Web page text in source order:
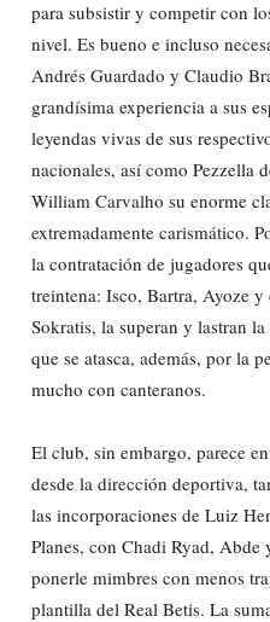
para subsistir y competir con
nivel. Es bueno e incluso
Andrés Guardado y Claudio
grandísima experiencia a sus
leyendas vivas de sus
nacionales, así como Pezzella
William Carvalho su enorme
extremadamente carismático.
la contratación de jugadores
treintena: Isco, Bartra, Ayoze
Sokratis, la superan y lastran
que se atasca, además, por la
mucho con canteranos.
El club, sin embargo, parece
desde la dirección deportiva,
las incorporaciones de Luiz
Planes, con Chadi Ryad,
ponerle mimbres con menos
plantilla del Real Betis. La